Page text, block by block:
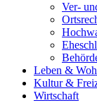
Ver-
Leben &
Kultur &
Wirtschaft